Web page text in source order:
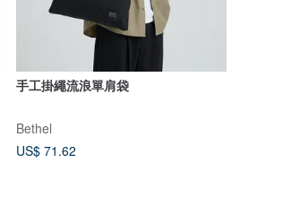
手工掛繩流浪單肩袋
Bethel
US$ 71.62